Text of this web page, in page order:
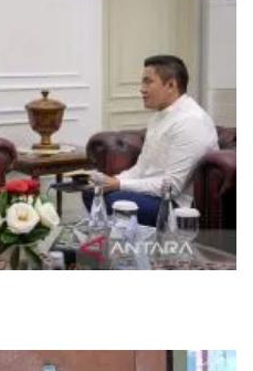
Idul Fitri ke Wapres